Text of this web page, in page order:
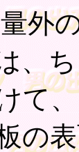
外
、
て
の